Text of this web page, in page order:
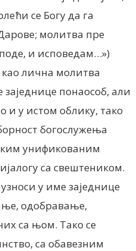
се Богу да га
молитва пре
и исповедам…»)
као лична молитва
заједнице понаособ, али
и у истом облику, тако
богослужења
унификованим
са свештеником.
у име заједнице
одобравање,
са њом. Тако се
са обавезним